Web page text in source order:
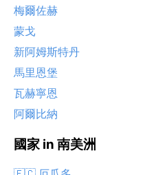
梅爾佐赫
蒙戈
新阿姆斯特丹
馬里恩堡
瓦赫寧恩
阿爾比納
國家 in 南美洲